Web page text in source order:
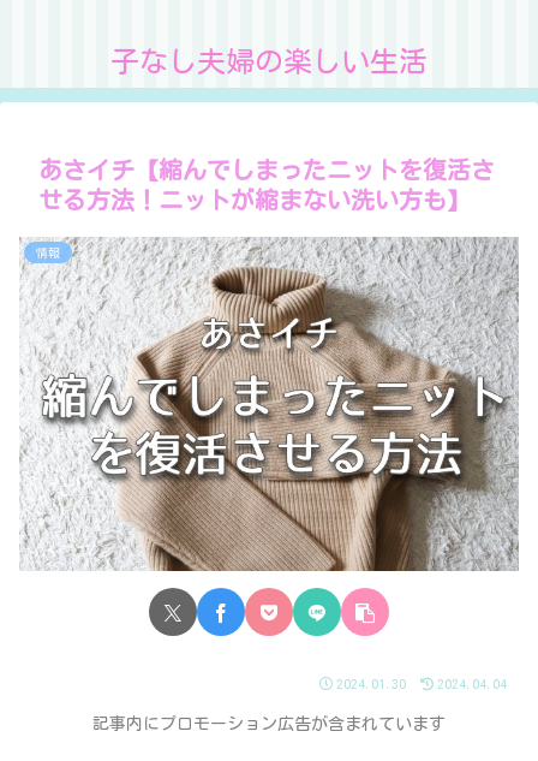
子なし夫婦の楽しい生活
あさイチ【縮んでしまったニットを復活さ
せる方法！ニットが縮まない洗い方も】
情報
2024.01.30 2024.04.04
記事内にプロモーション広告が含まれています